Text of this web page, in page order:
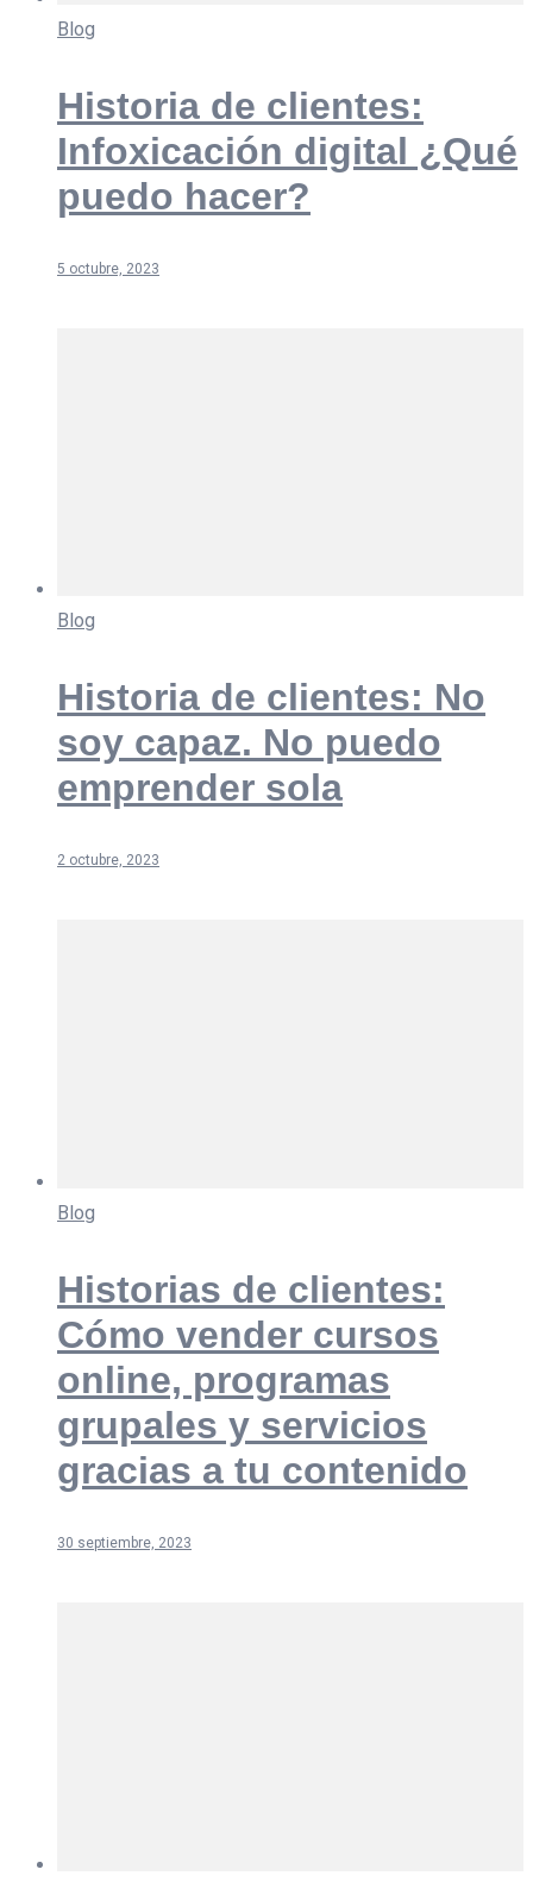
Blog
Historia de clientes:
Infoxicación digital ¿Qué
puedo hacer?
5 octubre, 2023
Blog
Historia de clientes: No
soy capaz. No puedo
emprender sola
2 octubre, 2023
Blog
Historias de clientes:
Cómo vender cursos
online, programas
grupales y servicios
gracias a tu contenido
30 septiembre, 2023